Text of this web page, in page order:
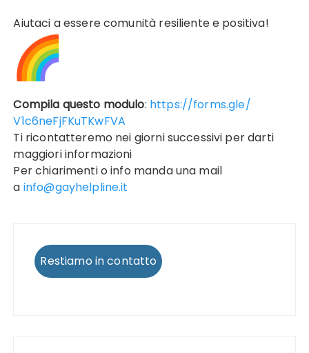
Aiutaci a essere comunità resiliente e positiva!
Compila questo modulo: https://forms.gle/
V1c6neFjFKuTKwFVA
Ti ricontatteremo nei giorni successivi per darti
maggiori informazioni
Per chiarimenti o info manda una mail
a info@gayhelpline.it
Restiamo in contatto